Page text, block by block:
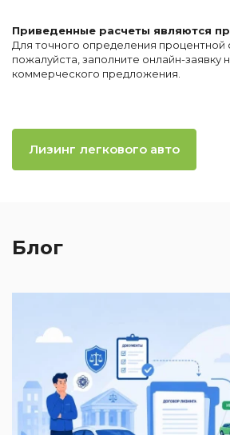
Приведенные расчеты являются
Для точного определения процентной
пожалуйста, заполните онлайн-заявку
коммерческого предложения.
Лизинг легкового авто
Блог